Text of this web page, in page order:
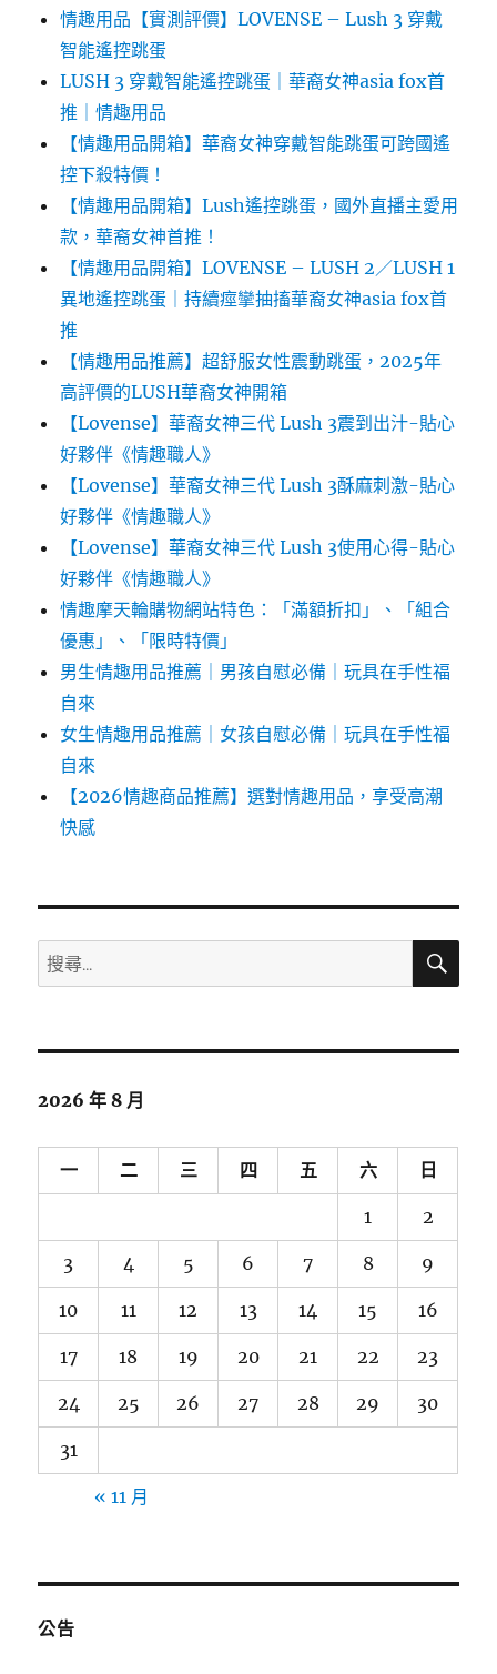
情趣用品【實測評價】LOVENSE – Lush 3 穿戴
智能遙控跳蛋
LUSH 3 穿戴智能遙控跳蛋｜華裔女神asia fox首
推｜情趣用品
【情趣用品開箱】華裔女神穿戴智能跳蛋可跨國遙
控下殺特價！
【情趣用品開箱】Lush遙控跳蛋，國外直播主愛用
款，華裔女神首推！
【情趣用品開箱】LOVENSE – LUSH 2／LUSH 1
異地遙控跳蛋｜持續痙攣抽搐華裔女神asia fox首
推
【情趣用品推薦】超舒服女性震動跳蛋，2025年
高評價的LUSH華裔女神開箱
【Lovense】華裔女神三代 Lush 3震到出汁-貼心
好夥伴《情趣職人》
【Lovense】華裔女神三代 Lush 3酥麻刺激-貼心
好夥伴《情趣職人》
【Lovense】華裔女神三代 Lush 3使用心得-貼心
好夥伴《情趣職人》
情趣摩天輪購物網站特色：「滿額折扣」、「組合
優惠」、「限時特價」
男生情趣用品推薦｜男孩自慰必備｜玩具在手性福
自來
女生情趣用品推薦｜女孩自慰必備｜玩具在手性福
自來
【2026情趣商品推薦】選對情趣用品，享受高潮
快感
搜
尋
鍵
搜
2026 年 8 月
一 二 三 四 五 六 日
1 2
3 4 5 6 7 8 9
10 11 12 13 14 15 16
17 18 19 20 21 22 23
24 25 26 27 28 29 30
31
« 11 月
公告